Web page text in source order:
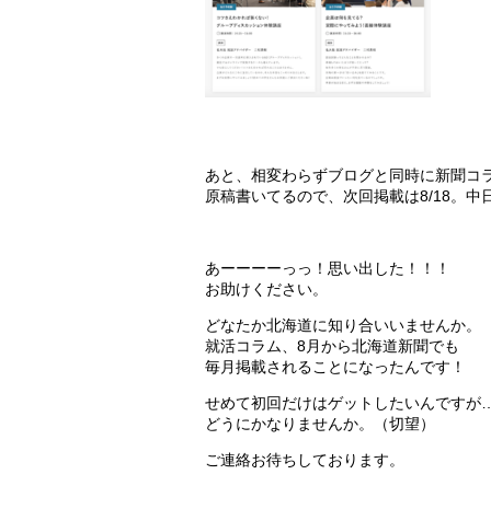
あと、相変わらずブログと同時に新聞コ
原稿書いてるので、次回掲載は8/18。中
あーーーーっっ！思い出した！！！
お助けください。
どなたか北海道に知り合いいませんか。
就活コラム、8月から北海道新聞でも
毎月掲載されることになったんです！
せめて初回だけはゲットしたいんですが…
どうにかなりませんか。（切望）
ご連絡お待ちしております。